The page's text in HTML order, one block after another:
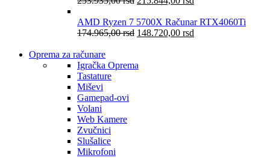
AMD Ryzen 7 5700X Računar RTX4060Ti
174.965,00rsd 148.720,00 rsd
Oprema za računare
Igračka Oprema
Tastature
Miševi
Gamepad-ovi
Volani
Web Kamere
Zvučnici
Slušalice
Mikrofoni